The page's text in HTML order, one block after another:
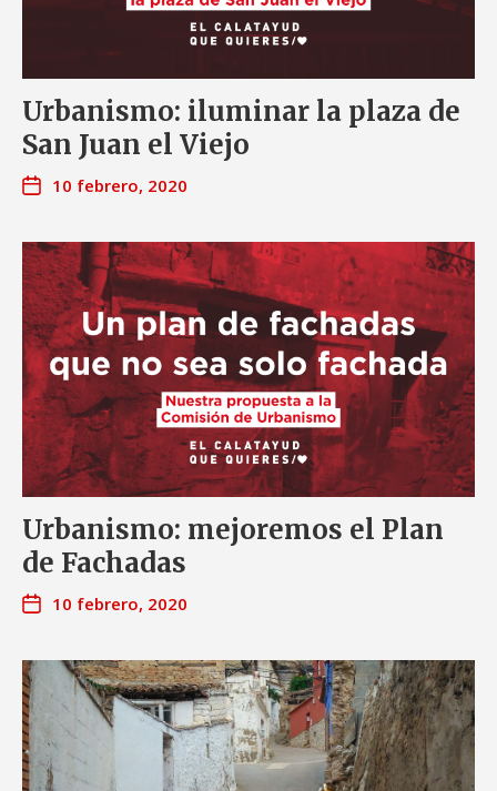
Urbanismo: iluminar la plaza de
San Juan el Viejo
10 febrero, 2020
Urbanismo: mejoremos el Plan
de Fachadas
10 febrero, 2020